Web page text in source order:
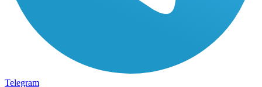
Telegram